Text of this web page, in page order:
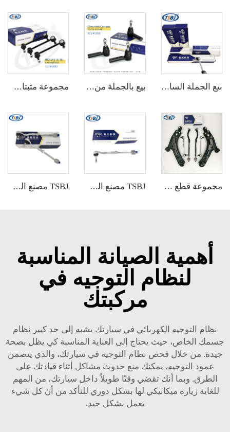
بيع الجملة الساخن من المصنع مجموعة كاملة من أجزاء الهيكل السيارات مثل رابط الاستقرار الخلفي لتيسلا موديل 3 OE:1044491-00-E بيع بالجملة من المصنع مجموعة كاملة من أجزاء الهيكل مثل نهاية ذراع الاتصال لمازدا M3 2.0 OE:BS1A-32-290 مجموعة مثبتات خلفية ذات جودة عالية بالجملة لسيارات بورش 911 الأصلي: 99733306906 99733307006
مجموعة قطع غيار عالية الجودة مثل مجموعة ذراع التحكم، ارتباط الكرة والمفاصل للسيارات SAIC DATONG G100 OE TSBJ مصنع الجملة عالي الجودة ذراع التحكم الأمامي السفلي لسيارات بي إم دبليو سلسلة 5 G38 الأصلي 32106868688 32106868689 TSBJ مصنع الجملة عالي الجودة لطرف ذراع القيادة الخاص بسيارة BMW X3 F25 (2010-) رقم القطعة 32106787472
أهمية الصيانة المناسبة
لنظام التوجيه في
مركبتك
نظام التوجيه الكهربائي في سيارتك يشبه إلى حد كبير نظام
جسمك الخاص، حيث يحتاج إلى العناية المناسبة كي يظل بصحة
جيدة. من خلال فحص نظام التوجيه في سيارتك، والذي يتضمن
عمود التوجيه، يمكنك منع حدوث مشاكل أثناء قيادتك على
الطرق. وبما أنك تقضي وقتًا طويلاً داخل سيارتك، من المهم
للغاية زيارة ميكانيكي لها بشكل دوري للتأكد من أن كل شيء
يعمل بشكل جيد.